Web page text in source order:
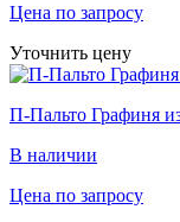
Цена по запросу
Уточнить цену
П-Пальто Графиня
В наличии
Цена по запросу